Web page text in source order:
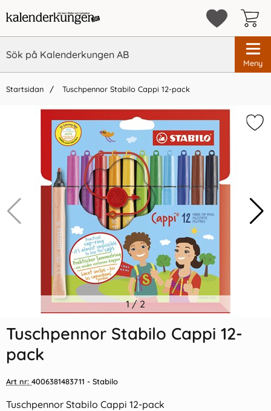
Meny
Startsidan Tuschpennor Stabilo Cappi 12-pack
Vi rekommenderar
Indexflikar och Frixion clicker
svart
55 kr/st
Färgpennor 24-Pack i
Papptub
65 kr/st
1/ 2
Tuschpennor Stabilo Cappi 12-
pack
Art nr: 4006381483711 - Stabilo
Tuschpennor Stabilo Cappi 12-pack